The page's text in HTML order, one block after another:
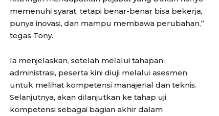
memenuhi syarat, tetapi benar-benar bisa bekerja,
punya inovasi, dan mampu membawa perubahan,”
tegas Tony.
Ia menjelaskan, setelah melalui tahapan
administrasi, peserta kini diuji melalui asesmen
untuk melihat kompetensi manajerial dan teknis.
Selanjutnya, akan dilanjutkan ke tahap uji
kompetensi sebagai bagian akhir dalam